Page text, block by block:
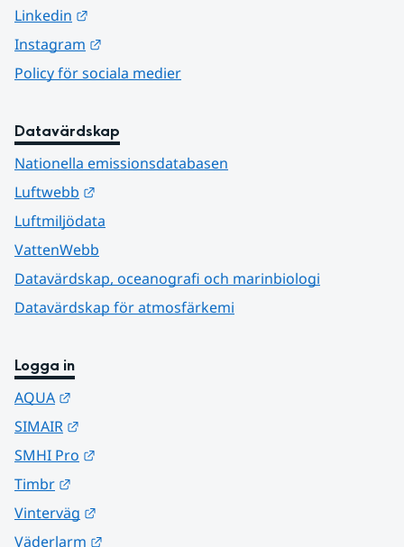
Linkedin
Instagram
Policy för sociala medier
Datavärdskap
Nationella emissionsdatabasen
Luftwebb
Luftmiljödata
VattenWebb
Datavärdskap, oceanografi och marinbiologi
Datavärdskap för atmosfärkemi
Logga in
AQUA
SIMAIR
SMHI Pro
Timbr
Vinterväg
Väderlarm